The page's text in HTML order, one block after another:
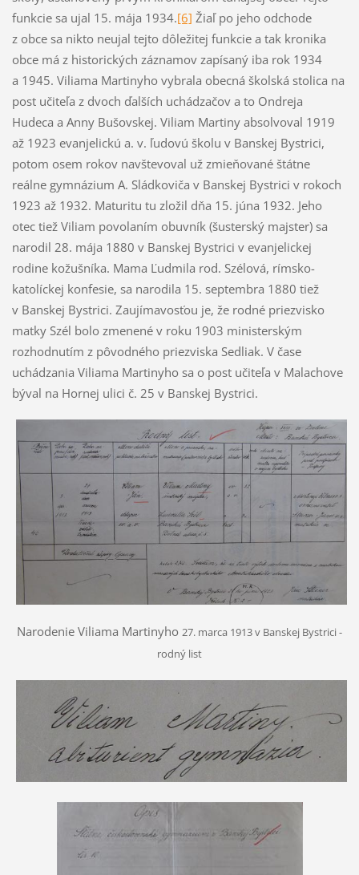
funkcie sa ujal 15. mája 1934.[6] Žiaľ po jeho odchode
z obce sa nikto neujal tejto dôležitej funkcie a tak kronika
obce má z historických záznamov zapísaný iba rok 1934
a 1945. Viliama Martinyho vybrala obecná školská stolica na
post učiteľa z dvoch ďalších uchádzačov a to Ondreja
Hudeca a Anny Bušovskej. Viliam Martiny absolvoval 1919
až 1923 evanjelickú a. v. ľudovú školu v Banskej Bystrici,
potom osem rokov navštevoval už zmieňované štátne
reálne gymnázium A. Sládkoviča v Banskej Bystrici v rokoch
1923 až 1932. Maturitu tu zložil dňa 15. júna 1932. Jeho
otec tiež Viliam povolaním obuvník (šusterský majster) sa
narodil 28. mája 1880 v Banskej Bystrici v evanjelickej
rodine kožušníka. Mama Ľudmila rod. Szélová, rímsko-
katolíckej konfesie, sa narodila 15. septembra 1880 tiež
v Banskej Bystrici. Zaujímavosťou je, že rodné priezvisko
matky Szél bolo zmenené v roku 1903 ministerským
rozhodnutím z pôvodného priezviska Sedliak. V čase
uchádzania Viliama Martinyho sa o post učiteľa v Malachove
býval na Hornej ulici č. 25 v Banskej Bystrici.
Narodenie Viliama Martinyho 27. marca 1913 v Banskej Bystrici -
rodný list